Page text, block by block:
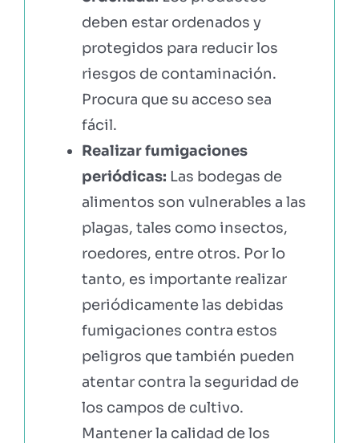
deben estar ordenados y
protegidos para reducir los
riesgos de contaminación.
Procura que su acceso sea
fácil.
Realizar fumigaciones
periódicas: Las bodegas de
alimentos son vulnerables a las
plagas, tales como insectos,
roedores, entre otros. Por lo
tanto, es importante realizar
periódicamente las debidas
fumigaciones contra estos
peligros que también pueden
atentar contra la seguridad de
los campos de cultivo.
Mantener la calidad de los